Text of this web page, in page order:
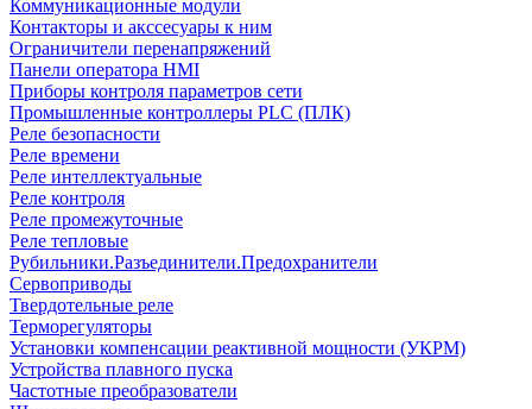
Коммуникационные модули
Контакторы и акссесуары к ним
Ограничители перенапряжений
Панели оператора HMI
Приборы контроля параметров сети
Промышленные контроллеры PLC (ПЛК)
Реле безопасности
Реле времени
Реле интеллектуальные
Реле контроля
Реле промежуточные
Реле тепловые
Рубильники.Разъединители.Предохранители
Сервоприводы
Твердотельные реле
Терморегуляторы
Установки компенсации реактивной мощности (УКРМ)
Устройства плавного пуска
Частотные преобразователи